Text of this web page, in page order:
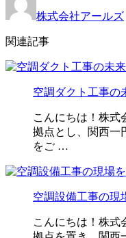
株式会社アールズ
関連記事
空調ダクト工事の
こんにちは！株式
拠点とし、関西一
をご …
空調設備工事の現
こんにちは！株式